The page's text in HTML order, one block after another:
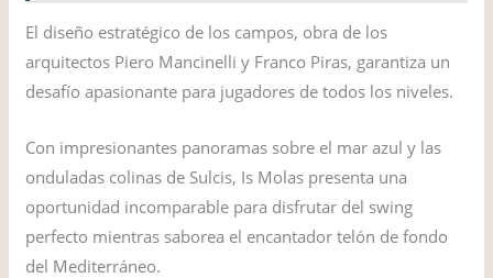
El diseño estratégico de los campos, obra de los
arquitectos Piero Mancinelli y Franco Piras, garantiza un
desafío apasionante para jugadores de todos los niveles.
Con impresionantes panoramas sobre el mar azul y las
onduladas colinas de Sulcis, Is Molas presenta una
oportunidad incomparable para disfrutar del swing
perfecto mientras saborea el encantador telón de fondo
del Mediterráneo.